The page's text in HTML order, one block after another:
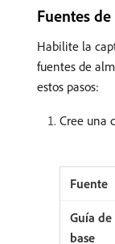
Fuentes
Habilite la
fuentes de
estos pasos:
Cree una